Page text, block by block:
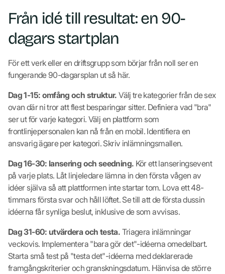
Från idé till resultat: en 90-
dagars startplan
För ett verk eller en driftsgrupp som börjar från noll ser en
fungerande 90-dagarsplan ut så här.
Dag 1-15: omfång och struktur. Välj tre kategorier från de sex
ovan där ni tror att flest besparingar sitter. Definiera vad "bra"
ser ut för varje kategori. Välj en plattform som
frontlinjepersonalen kan nå från en mobil. Identifiera en
ansvarig ägare per kategori. Skriv inlämningsmallen.
Dag 16-30: lansering och seedning. Kör ett lanseringsevent
på varje plats. Låt linjeledare lämna in den första vågen av
idéer själva så att plattformen inte startar tom. Lova ett 48-
timmars första svar och håll löftet. Se till att de första dussin
idéerna får synliga beslut, inklusive de som avvisas.
Dag 31-60: utvärdera och testa. Triagera inlämningar
veckovis. Implementera "bara gör det"-idéerna omedelbart.
Starta små test på "testa det"-idéerna med deklarerade
framgångskriterier och granskningsdatum. Hänvisa de större